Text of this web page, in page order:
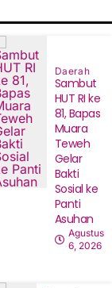
Daerah
‎Sambut
HUT RI ke
81, Bapas
Muara
Teweh
Gelar
Bakti
Sosial ke
Panti
Asuhan
Agustus
6, 2026